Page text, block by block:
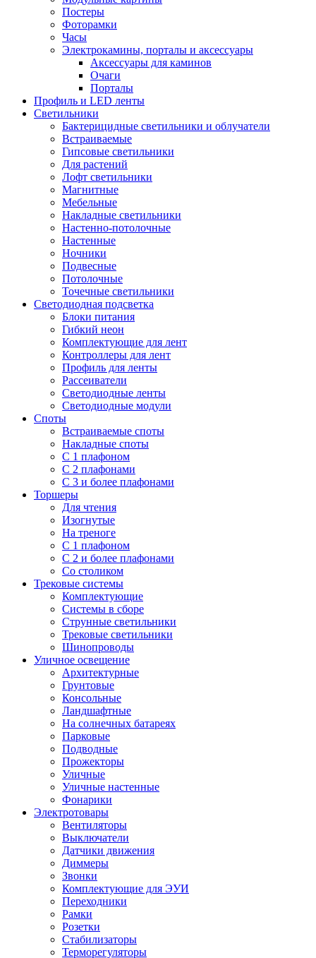
Постеры
Фоторамки
Часы
Электрокамины, порталы и аксессуары
Аксессуары для каминов
Очаги
Порталы
Профиль и LED ленты
Светильники
Бактерицидные светильники и облучатели
Встраиваемые
Гипсовые светильники
Для растений
Лофт светильники
Магнитные
Мебельные
Накладные светильники
Настенно-потолочные
Настенные
Ночники
Подвесные
Потолочные
Точечные светильники
Светодиодная подсветка
Блоки питания
Гибкий неон
Комплектующие для лент
Контроллеры для лент
Профиль для ленты
Рассеиватели
Светодиодные ленты
Светодиодные модули
Споты
Встраиваемые споты
Накладные споты
С 1 плафоном
С 2 плафонами
С 3 и более плафонами
Торшеры
Для чтения
Изогнутые
На треноге
С 1 плафоном
С 2 и более плафонами
Со столиком
Трековые системы
Комплектующие
Системы в сборе
Струнные светильники
Трековые светильники
Шинопроводы
Уличное освещение
Архитектурные
Грунтовые
Консольные
Ландшафтные
На солнечных батареях
Парковые
Подводные
Прожекторы
Уличные
Уличные настенные
Фонарики
Электротовары
Вентиляторы
Выключатели
Датчики движения
Диммеры
Звонки
Комплектующие для ЭУИ
Переходники
Рамки
Розетки
Стабилизаторы
Терморегуляторы